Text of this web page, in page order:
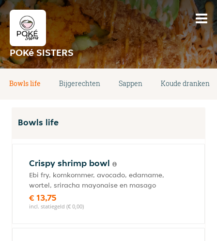
POKé SISTERS
Bowls life Bijgerechten Sappen Koude dranken
Bowls life
Crispy shrimp bowl
Ebi fry, komkommer, avocado, edamame,
wortel, sriracha mayonaise en masago
€ 13,75
incl. statiegeld (€ 0,00)